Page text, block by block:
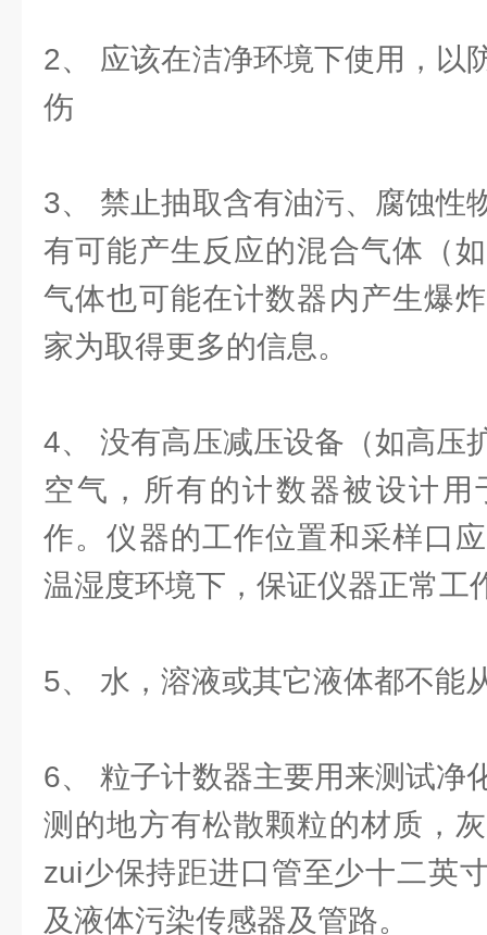
2、 应该在洁净环境下使用，以
伤
3、 禁止抽取含有油污、腐蚀性
有可能产生反应的混合气体（
气体也可能在计数器内产生爆
家为取得更多的信息。
4、 没有高压减压设备（如高压
空气，所有的计数器被设计
作。仪器的工作位置和采样口
温湿度环境下，保证仪器正常工
5、 水，溶液或其它液体都不能
6、 粒子计数器主要用来测试净
测的地方有松散颗粒的材质，
zui少保持距进口管至少十二英
及液体污染传感器及管路。